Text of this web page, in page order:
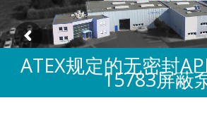
ATEX规定的无密封
15783屏蔽